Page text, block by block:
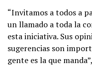
“Invitamos a todos a
un llamado a toda la
esta iniciativa. Sus
sugerencias son
gente es la que